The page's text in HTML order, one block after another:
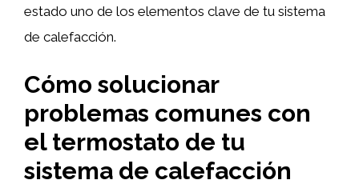
estado uno de los elementos clave de tu sistema
de calefacción.
Cómo solucionar
problemas comunes con
el termostato de tu
sistema de calefacción